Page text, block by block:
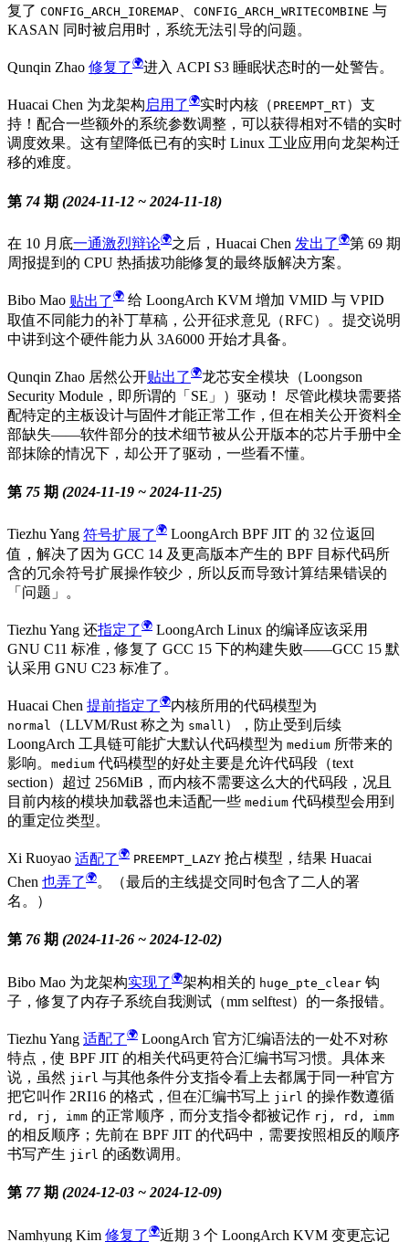
复了 CONFIG_ARCH_IOREMAP CONFIG_ARCH_WRITECOMBINE 与
KASAN 同时被启用时，系统无法引导的问题。
Qunqin Zhao 修复了 进入 ACPI S3 睡眠状态时的一处警告。
Huacai Chen 为龙架构 启用了 实时内核（ PREEMPT_RT）支
持！配合一些额外的系统参数调整，可以获得相对不错的实时
调度效果。这有望降低已有的实时 Linux 工业应用向龙架构迁
移的难度。
第 74 期 (2024-11-12 ~ 2024-11-18)
在 10 月底一通激烈辩论 之后，Huacai Chen 发出了
第 69 期
周报提到的 CPU 热插拔功能修复的最终版解决方案。
Bibo Mao 贴出了
给 LoongArch KVM 增加 VMID 与 VPID
取值不同能力的补丁草稿，公开征求意见（RFC）。提交说明
中讲到这个硬件能力从 3A6000 开始才具备。
Qunqin Zhao 居然公开贴出了
龙芯安全模块（Loongson
Security Module，即所谓的「SE」）驱动！ 尽管此模块需要搭
配特定的主板设计与固件才能正常工作，但在相关公开资料全
部缺失——软件部分的技术细节被从公开版本的芯片手册中全
部抹除的情况下，却公开了驱动，一些看不懂。
第 75 期 (2024-11-19 ~ 2024-11-25)
Tiezhu Yang 符号扩展了
LoongArch BPF JIT 的 32 位返回
值，解决了因为 GCC 14 及更高版本产生的 BPF 目标代码所
含的冗余符号扩展操作较少，所以反而导致计算结果错误的
「问题」。
Tiezhu Yang 还指定了
LoongArch Linux 的编译应该采用
GNU C11 标准，修复了 GCC 15 下的构建失败——GCC 15 默
认采用 GNU C23 标准了。
Huacai Chen 提前指定了 内核所用的代码模型为
normal （LLVM/Rust 称之为 small ），防止受到后续
LoongArch 工具链可能扩大默认代码模型为 medium 所带来的
影响。 medium 代码模型的好处主要是允许代码段（text
section）超过 256MiB，而内核不需要这么大的代码段，况且
目前内核的模块加载器也未适配一些 medium 代码模型会用到
的重定位类型。
Xi Ruoyao 适配了 PREEMPT_LAZY 抢占模型，结果 Huacai
Chen 也弄了
。（最后的主线提交同时包含了二人的署
名。）
第 76 期 (2024-11-26 ~ 2024-12-02)
Bibo Mao 为龙架构实现了 架构相关的 huge_pte_clear 钩
子，修复了内存子系统自我测试（mm selftest）的一条报错。
Tiezhu Yang 适配了
LoongArch 官方汇编语法的一处不对称
特点，使 BPF JIT 的相关代码更符合汇编书写习惯。具体来
说，虽然 jirl 与其他条件分支指令看上去都属于同一种官方
把它叫作 2RI16 的格式，但在汇编书写上 jirl 的操作数遵循
rd, rj, imm 的正常顺序，而分支指令都被记作 rj, rd, imm
的相反顺序；先前在 BPF JIT 的代码中，需要按照相反的顺序
书写产生 jirl 的函数调用。
第 77 期 (2024-12-03 ~ 2024-12-09)
Namhyung Kim 修复了 近期 3 个 LoongArch KVM 变更忘记